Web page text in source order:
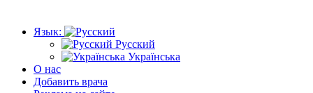
Язык:
Русский
Українська
О нас
Добавить врача